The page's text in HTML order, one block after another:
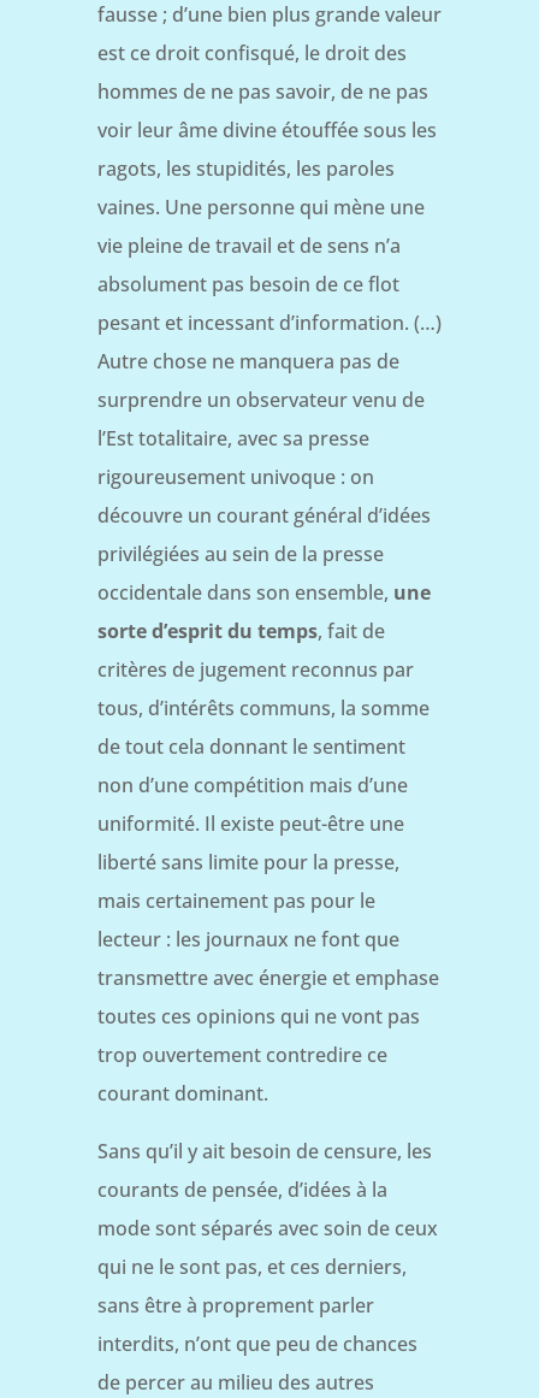
fausse ; d’une bien plus grande valeur
est ce droit confisqué, le droit des
hommes de ne pas savoir, de ne pas
voir leur âme divine étouffée sous les
ragots, les stupidités, les paroles
vaines. Une personne qui mène une
vie pleine de travail et de sens n’a
absolument pas besoin de ce flot
pesant et incessant d’information. (…)
Autre chose ne manquera pas de
surprendre un observateur venu de
l’Est totalitaire, avec sa presse
rigoureusement univoque : on
découvre un courant général d’idées
privilégiées au sein de la presse
occidentale dans son ensemble, une
sorte d’esprit du temps, fait de
critères de jugement reconnus par
tous, d’intérêts communs, la somme
de tout cela donnant le sentiment
non d’une compétition mais d’une
uniformité. Il existe peut-être une
liberté sans limite pour la presse,
mais certainement pas pour le
lecteur : les journaux ne font que
transmettre avec énergie et emphase
toutes ces opinions qui ne vont pas
trop ouvertement contredire ce
courant dominant.
Sans qu’il y ait besoin de censure, les
courants de pensée, d’idées à la
mode sont séparés avec soin de ceux
qui ne le sont pas, et ces derniers,
sans être à proprement parler
interdits, n’ont que peu de chances
de percer au milieu des autres